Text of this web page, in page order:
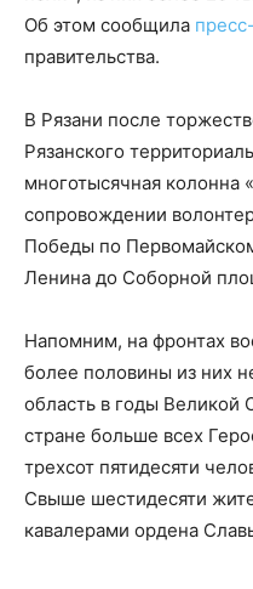
Об этом сообщила
правительства.
В Рязани после
Рязанского
многотысячная колонна
сопровождении
Победы по
Ленина до Соборной
Напомним, на фронтах
более половины из них
область в годы Великой
стране больше всех
трехсот пятидесяти
Свыше шестидесяти
кавалерами ордена